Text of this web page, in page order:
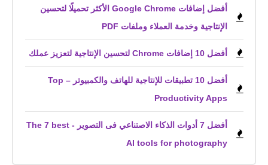
أفضل إضافات Google Chrome الأكثر تحميلًا لتحسين
الإنتاجية وخدمة العملاء وملفات PDF
أفضل 10 إضافات Chrome لتحسين الإنتاجية لتعزيز عملك
أفضل 10 تطبيقات للإنتاجية للهاتف والكمبيوتر – Top
Productivity Apps
أفضل 7 أدوات الذكاء الاصتناعي فى التصوير - The 7 best
AI tools for photography